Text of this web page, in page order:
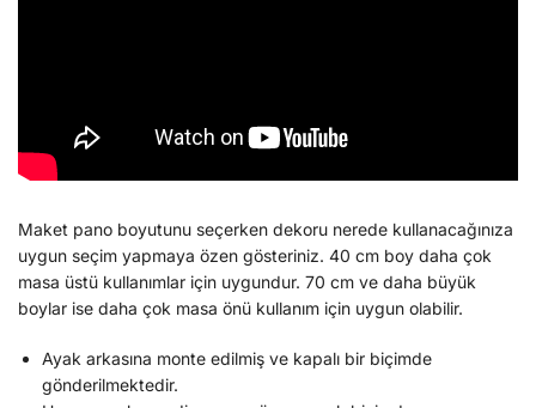
Maket pano boyutunu seçerken dekoru nerede kullanacağınıza
uygun seçim yapmaya özen gösteriniz. 40 cm boy daha çok
masa üstü kullanımlar için uygundur. 70 cm ve daha büyük
boylar ise daha çok masa önü kullanım için uygun olabilir.
Ayak arkasına monte edilmiş ve kapalı bir biçimde
gönderilmektedir.